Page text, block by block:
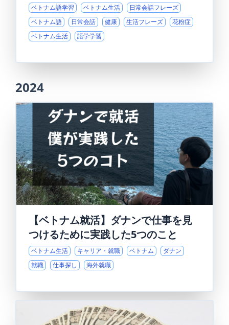
ベトナム語学習 ベトナム生活
日常会話フレーズ
ベトナム語
日常会話 健康 生活フレーズ
花粉症
ベトナム生活
語学学習
2024
【ベトナム就活】ダナンで仕事を見
つけるために実践した5つのこと
ベトナム生活 キャリア・就職 ベトナム
ダナン
就職
仕事探し 海外就職